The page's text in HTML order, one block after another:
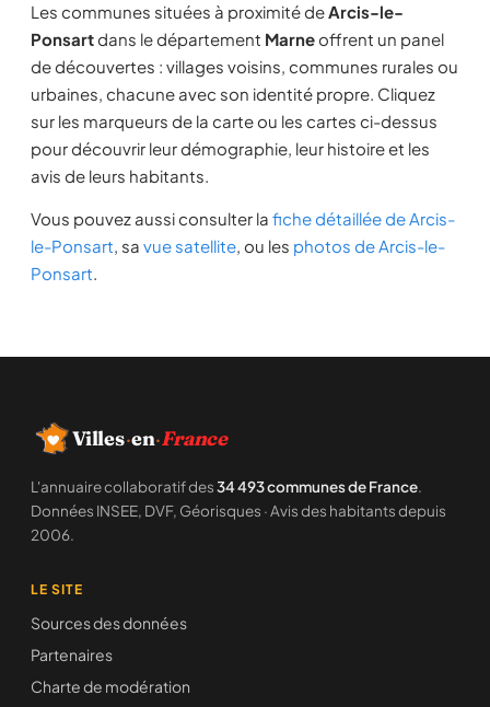
Les communes situées à proximité deArcis-le-
Ponsartdans le département Marneoffrent un panel
de découvertes : villages voisins, communes rurales ou
urbaines, chacune avec son identité propre. Cliquez
sur les marqueurs de la carte ou les cartes ci-dessus
pour découvrir leur démographie, leur histoire et les
avis de leurs habitants.
Vous pouvez aussi consulter la fiche détaillée de Arcis-
le-Ponsart, sa vue satellite, ou les photos de Arcis-le-
Ponsart.
Villes·en·France
L'annuaire collaboratif des34 493 communes de France.
Données INSEE, DVF, Géorisques · Avis des habitants depuis
2006.
LE SITE
Sources des données
Partenaires
Charte de modération